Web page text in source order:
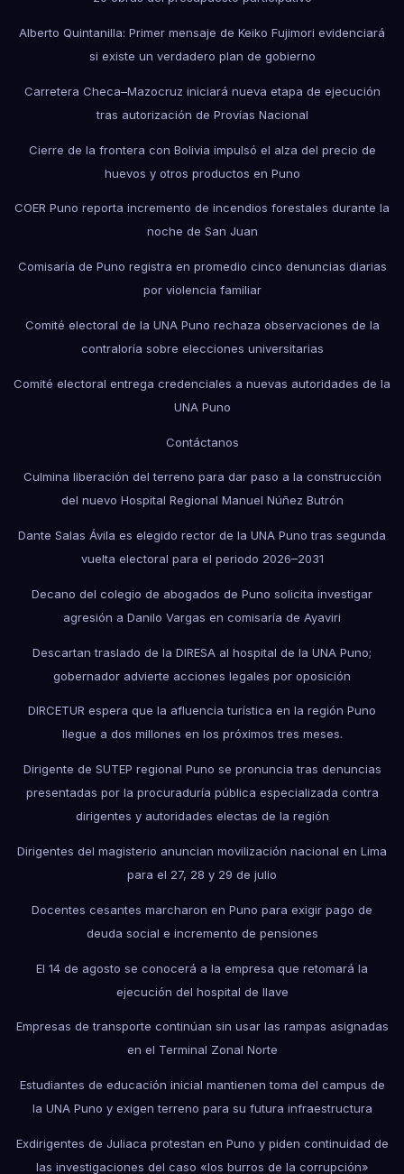
Alberto Quintanilla: Primer mensaje de Keiko Fujimori evidenciará
si existe un verdadero plan de gobierno
Carretera Checa–Mazocruz iniciará nueva etapa de ejecución
tras autorización de Provías Nacional
Cierre de la frontera con Bolivia impulsó el alza del precio de
huevos y otros productos en Puno
COER Puno reporta incremento de incendios forestales durante la
noche de San Juan
Comisaría de Puno registra en promedio cinco denuncias diarias
por violencia familiar
Comité electoral de la UNA Puno rechaza observaciones de la
contraloría sobre elecciones universitarias
Comité electoral entrega credenciales a nuevas autoridades de la
UNA Puno
Contáctanos
Culmina liberación del terreno para dar paso a la construcción
del nuevo Hospital Regional Manuel Núñez Butrón
Dante Salas Ávila es elegido rector de la UNA Puno tras segunda
vuelta electoral para el periodo 2026–2031
Decano del colegio de abogados de Puno solicita investigar
agresión a Danilo Vargas en comisaría de Ayaviri
Descartan traslado de la DIRESA al hospital de la UNA Puno;
gobernador advierte acciones legales por oposición
DIRCETUR espera que la afluencia turística en la región Puno
llegue a dos millones en los próximos tres meses.
Dirigente de SUTEP regional Puno se pronuncia tras denuncias
presentadas por la procuraduría pública especializada contra
dirigentes y autoridades electas de la región
Dirigentes del magisterio anuncian movilización nacional en Lima
para el 27, 28 y 29 de julio
Docentes cesantes marcharon en Puno para exigir pago de
deuda social e incremento de pensiones
El 14 de agosto se conocerá a la empresa que retomará la
ejecución del hospital de Ilave
Empresas de transporte continúan sin usar las rampas asignadas
en el Terminal Zonal Norte
Estudiantes de educación inicial mantienen toma del campus de
la UNA Puno y exigen terreno para su futura infraestructura
Exdirigentes de Juliaca protestan en Puno y piden continuidad de
las investigaciones del caso «los burros de la corrupción»